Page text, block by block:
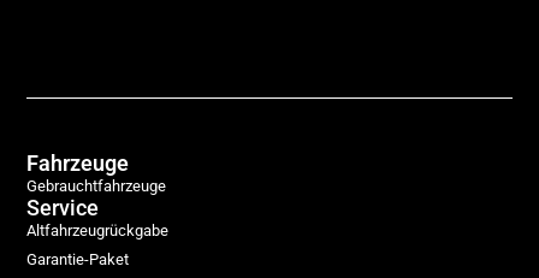
Fahrzeuge
Gebrauchtfahrzeuge
Service
Altfahrzeugrückgabe
Garantie-Paket